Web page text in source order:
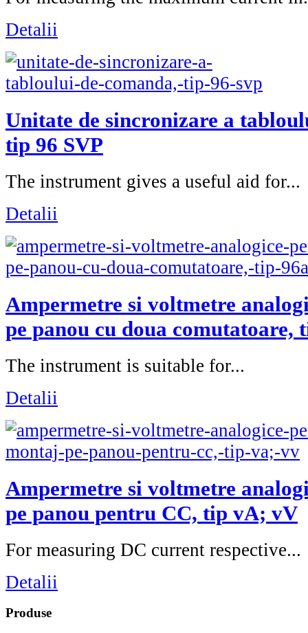
Detalii
Unitate de sincronizare a
tip 96 SVP
The instrument gives a useful aid for...
Detalii
Ampermetre si voltmetre
pe panou cu doua comutatoare,
The instrument is suitable for...
Detalii
Ampermetre si voltmetre
pe panou pentru CC, tip vA; vV
For measuring DC current respective...
Detalii
Produse